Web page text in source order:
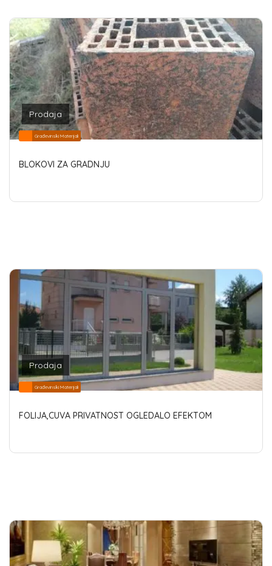
Prodaja
Građevinski Materijali
BLOKOVI ZA GRADNJU
Prodaja
Građevinski Materijali
FOLIJA,CUVA PRIVATNOST OGLEDALO EFEKTOM